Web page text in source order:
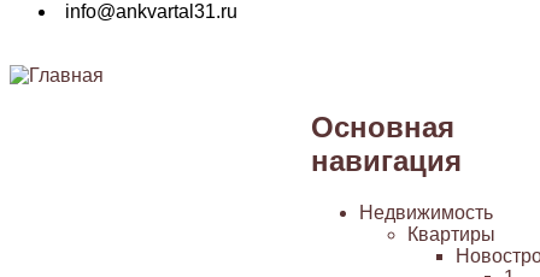
info@ankvartal31.ru
Основная
навигация
Недвижимость
Квартиры